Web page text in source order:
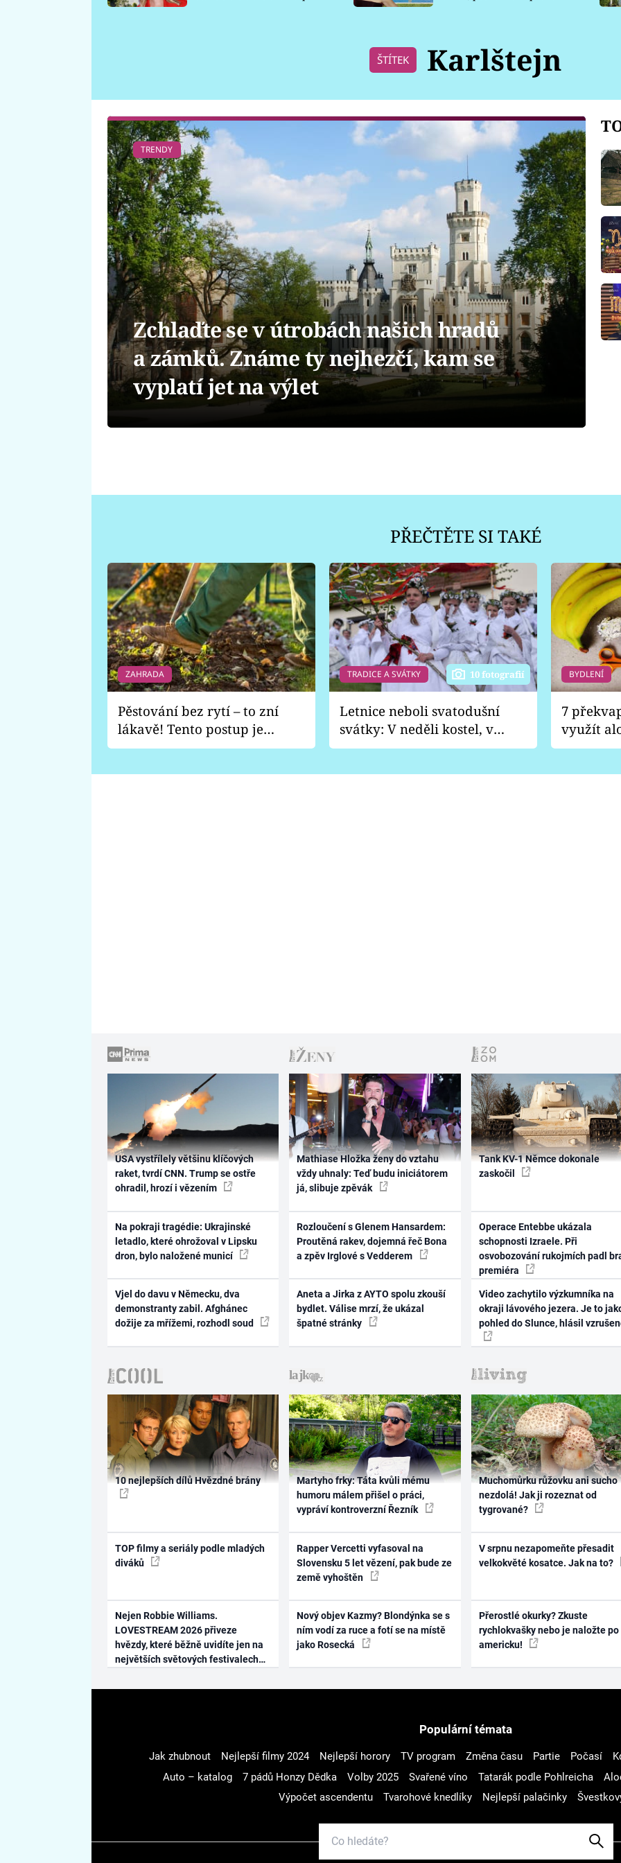
ŠTÍTEK Karlštejn
TRENDY
Zchlaďte se v útrobách našich hradů
a zámků. Známe ty nejhezčí, kam se
vyplatí jet na výlet
PŘEČTĚTE SI TAKÉ
ZAHRADA
Pěstování bez rytí – to zní
lákavě! Tento postup je
vhodný jen pro některé
TRADICE A SVÁTKY 10 fotografií
Letnice neboli svatodušní
svátky: V neděli kostel, v
pondělí zábava
BYDLENÍ
7
využít
USA vystřílely většinu klíčových
raket, tvrdí CNN. Trump se ostře
ohradil, hrozí i vězením
Na pokraji tragédie: Ukrajinské
letadlo, které ohrožoval v Lipsku
dron, bylo naložené municí
Vjel do davu v Německu, dva
demonstranty zabil. Afghánec
dožije za mřížemi, rozhodl soud
Mathiase Hložka ženy do vztahu
vždy uhnaly: Teď budu iniciátorem
já, slibuje zpěvák
Rozloučení s Glenem Hansardem:
Proutěná rakev, dojemná řeč Bona
a zpěv Irglové s Vedderem
Aneta a Jirka z AYTO spolu zkouší
bydlet. Válise mrzí, že ukázal
špatné stránky
Tank KV-1 Němce dokonale
zaskočil
Operace Entebbe ukázala
schopnosti Izraele. Při
osvobozování rukojmích padl
premiéra
Video zachytilo výzkumníka na
okraji lávového jezera. Je to
pohled do Slunce, hlásil
10 nejlepších dílů Hvězdné brány
TOP filmy a seriály podle mladých
diváků
Nejen Robbie Williams.
LOVESTREAM 2026 přiveze
hvězdy, které běžně uvidíte jen na
největších světových festivalech
Martyho frky: Táta kvůli mému
humoru málem přišel o práci,
vypráví kontroverzní Řezník
Rapper Vercetti vyfasoval na
Slovensku 5 let vězení, pak bude ze
země vyhoštěn
Nový objev Kazmy? Blondýnka se s
ním vodí za ruce a fotí se na místě
jako Rosecká
Muchomůrku růžovku ani sucho
nezdolá! Jak ji rozeznat od
tygrované?
V srpnu nezapomeňte přesadit
velkokvěté kosatce. Jak na to?
Přerostlé okurky? Zkuste
rychlokvašky nebo je naložte po
americku!
Populární témata
Jak zhubnout Nejlepší filmy 2024 Nejlepší horory TV program Změna času Partie Počasí
Auto – katalog
7 pádů Honzy Dědka Volby 2025 Svařené víno Tatarák podle Pohlreicha
Výpočet ascendentu
Tvarohové knedlíky Nejlepší palačinky